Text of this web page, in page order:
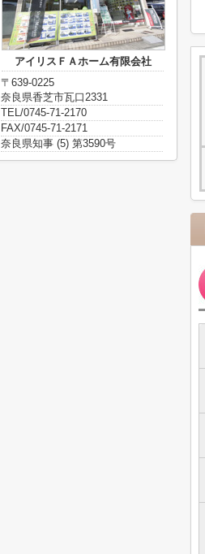
アイリスＦＡホーム有限会社
〒639-0225
奈良県香芝市瓦口2331
TEL/0745-71-2170
FAX/0745-71-2171
奈良県知事 (5) 第3590号